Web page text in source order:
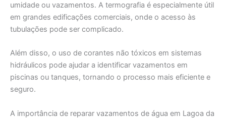
umidade ou vazamentos. A termografia é especialmente útil
em grandes edificações comerciais, onde o acesso às
tubulações pode ser complicado.
Além disso, o uso de corantes não tóxicos em sistemas
hidráulicos pode ajudar a identificar vazamentos em
piscinas ou tanques, tornando o processo mais eficiente e
seguro.
A importância de reparar vazamentos de água em Lagoa da